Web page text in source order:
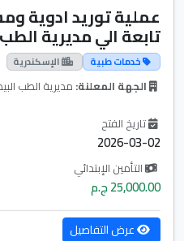
عملية توريد ادوية
تابعة الي مديرية
خدمات طبية الإسكندرية
الجهة المعلنة: مديرية الطب
تاريخ الفتح
2026-03-02
التأمين الإبتدائي
25,000.00 ج.م
عرض التفاصيل